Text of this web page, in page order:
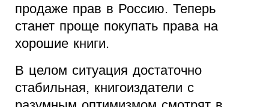
продаже прав в Россию. Теперь
станет проще покупать права на
хорошие книги.
В целом ситуация достаточно
стабильная, книгоиздатели с